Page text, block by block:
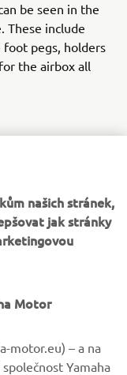
be seen in the
These include
pegs, holders
the airbox all
with a perfect
block
našich stránek,
jak stránky
Motor
motor.eu) – a na
Yamaha